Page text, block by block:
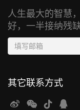
人生最大的智慧
好，一半接纳残缺
Email address
其它联系方式